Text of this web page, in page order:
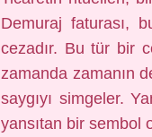
Demuraj faturası,
cezadır. Bu tür bir
zamanda zamanın
saygıyı simgeler.
yansıtan bir sembol